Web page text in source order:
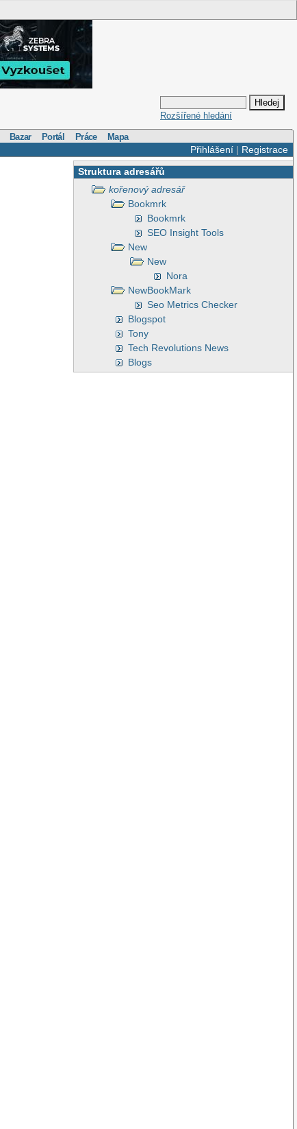
Rozšířené hledání
Bazar Portál Práce Mapa
Přihlášení| Registrace
Struktura adresářů
kořenový adresář
Bookmrk
Bookmrk
SEO Insight Tools
New
New
Nora
NewBookMark
Seo Metrics Checker
Blogspot
Tony
Tech Revolutions News
Blogs